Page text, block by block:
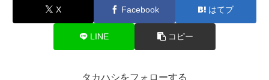
X Facebook はてブ
LINE コピー
タカハシをフォローする